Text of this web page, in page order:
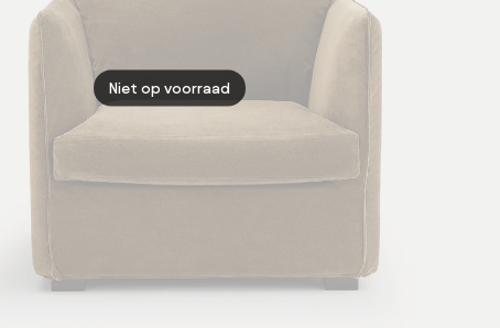
Niet op voorraad